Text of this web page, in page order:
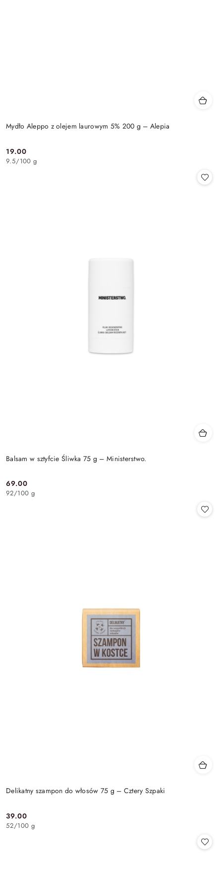
Mydło Aleppo z olejem laurowym 5% 200 g – Alepia
Cena:
19.00
9.5/100 g
Balsam w sztyfcie Śliwka 75 g – Ministerstwo.
Cena:
69.00
92/100 g
Delikatny szampon do włosów 75 g – Cztery Szpaki
Cena:
39.00
52/100 g